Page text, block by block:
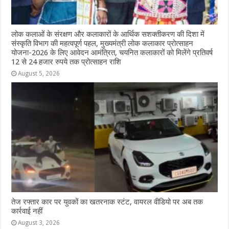
लोक कलाओं के संरक्षण और कलाकारों के आर्थिक सशक्तीकरण की दिशा में
संस्कृति विभाग की महत्वपूर्ण पहल, मुख्यमंत्री लोक कलाकार प्रोत्साहन
योजना-2026 के लिए आवेदन आमंत्रित, चयनित कलाकारों को मिलेंगे प्रतिवर्ष
12 से 24 हजार रुपये तक प्रोत्साहन राशि
August 5, 2026
तेज रफ्तार कार पर युवकों का खतरनाक स्टंट, वायरल वीडियो पर अब तक
कार्रवाई नहीं
August 3, 2026